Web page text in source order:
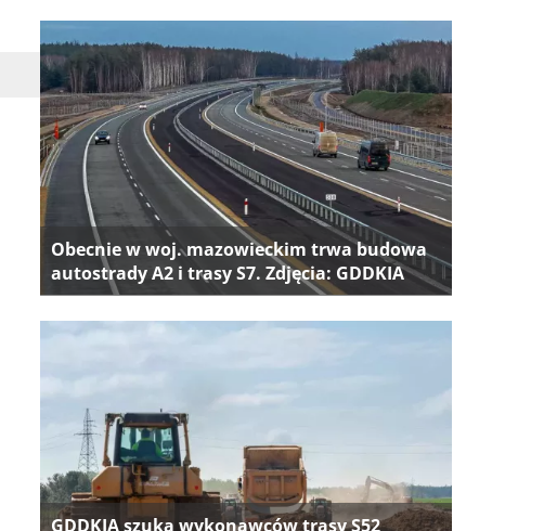
Obecnie w woj. mazowieckim trwa budowa
autostrady A2 i trasy S7. Zdjęcia: GDDKIA
GDDKIA szuka wykonawców trasy S52